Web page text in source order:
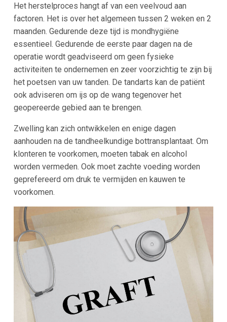
Het herstelproces hangt af van een veelvoud aan
factoren. Het is over het algemeen tussen 2 weken en 2
maanden. Gedurende deze tijd is mondhygiëne
essentieel. Gedurende de eerste paar dagen na de
operatie wordt geadviseerd om geen fysieke
activiteiten te ondernemen en zeer voorzichtig te zijn bij
het poetsen van uw tanden. De tandarts kan de patiënt
ook adviseren om ijs op de wang tegenover het
geopereerde gebied aan te brengen.
Zwelling kan zich ontwikkelen en enige dagen
aanhouden na de tandheelkundige bottransplantaat. Om
klonteren te voorkomen, moeten tabak en alcohol
worden vermeden. Ook moet zachte voeding worden
geprefereerd om druk te vermijden en kauwen te
voorkomen.